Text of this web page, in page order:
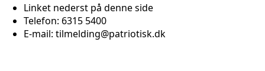
Linket nederst på denne side
Telefon: 6315 5400
E-mail: tilmelding@patriotisk.dk